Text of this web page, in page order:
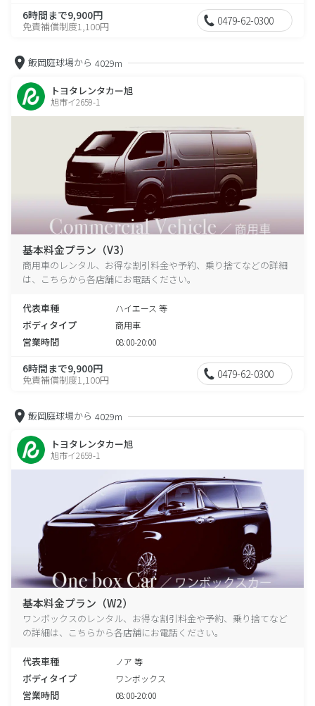
6時間まで9,900円
免責補償制度1,100円 0479-62-0300
飯岡庭球場から 4029m
トヨタレンタカー旭
旭市イ2659-1
基本料金プラン（V3）
商用車のレンタル、お得な割引料金や予約、乗り捨てなどの詳細
は、こちらから各店舗にお電話ください。
代表車種 ハイエース 等
ボディタイプ 商用車
営業時間 08:00-20:00
6時間まで9,900円
免責補償制度1,100円 0479-62-0300
飯岡庭球場から 4029m
トヨタレンタカー旭
旭市イ2659-1
基本料金プラン（W2）
ワンボックスのレンタル、お得な割引料金や予約、乗り捨てなど
の詳細は、こちらから各店舗にお電話ください。
代表車種 ノア 等
ボディタイプ ワンボックス
営業時間 08:00-20:00